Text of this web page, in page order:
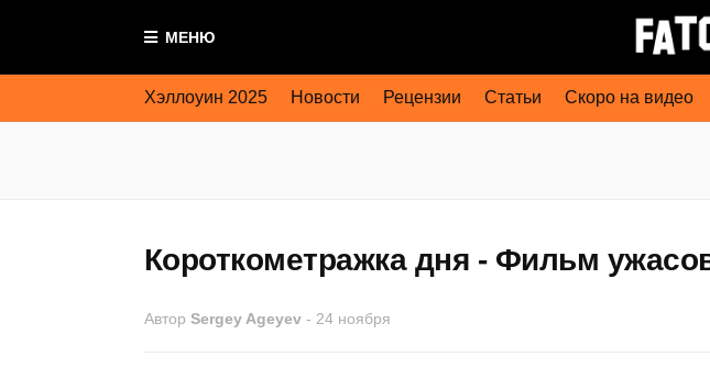
МЕНЮ
Хэллоуин 2025 Новости Рецензии Статьи Скоро на видео
Короткометражка дня - Фильм
Автор Sergey Ageyev - 24 ноября